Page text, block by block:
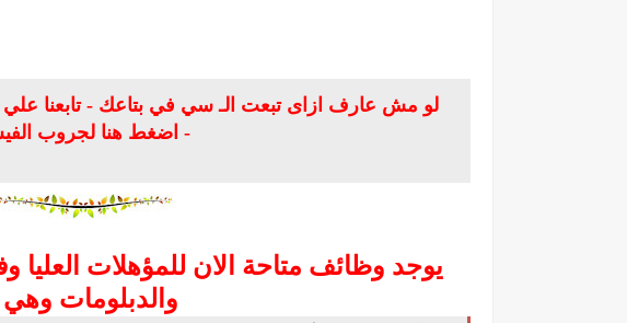
لو مش عارف ازاى تبعت الـ سي في بتاعك - تابعنا
- اضغط هنا لجروب
يوجد وظائف متاحة الان للمؤهلات
والدبلومات